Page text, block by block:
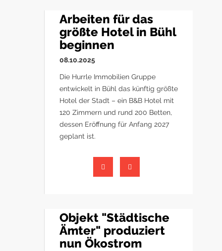
Arbeiten für das
größte Hotel in Bühl
beginnen
08.10.2025
Die Hurrle Immobilien Gruppe
entwickelt in Bühl das künftig größte
Hotel der Stadt – ein B&B Hotel mit
120 Zimmern und rund 200 Betten,
dessen Eröffnung für Anfang 2027
geplant ist.
Objekt "Städtische
Ämter" produziert
nun Ökostrom